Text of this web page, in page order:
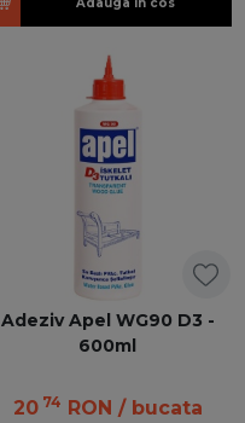
Adeziv Apel WG90 D3 -
600ml
2074 RON / bucata